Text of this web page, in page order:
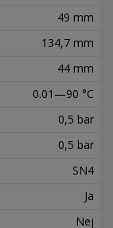
49 mm
134,7 mm
44 mm
0.01—90 °C
0,5 bar
0,5 bar
SN4
Ja
Nej